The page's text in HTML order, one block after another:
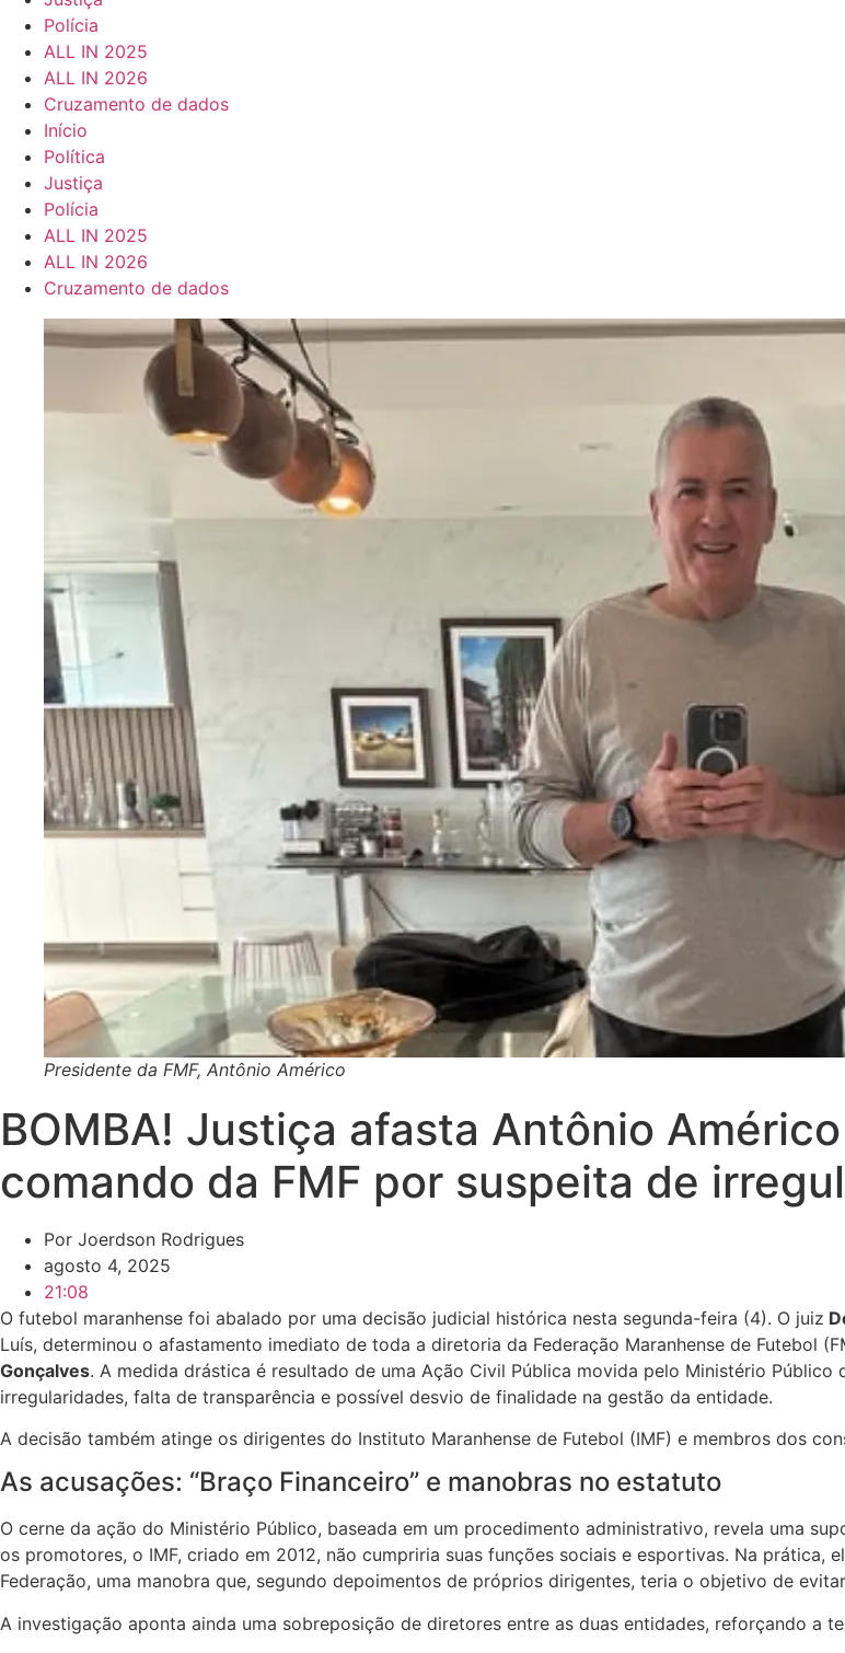
Polícia
ALL IN 2025
ALL IN 2026
Cruzamento de dados
Início
Política
Justiça
Polícia
ALL IN 2025
ALL IN 2026
Cruzamento de dados
Presidente da FMF, Antônio Américo
BOMBA! Justiça afasta Antônio
comando da FMF por suspeita de
Por Joerdson Rodrigues
agosto 4, 2025
21:08
O futebol maranhense foi abalado por uma decisão judicial histórica nesta segunda-feira (4). O juiz
Luís, determinou o afastamento imediato de toda a diretoria da Federação Maranhense de Futebol
Gonçalves. A medida drástica é resultado de uma Ação Civil Pública movida pelo Ministério
irregularidades, falta de transparência e possível desvio de finalidade na gestão da entidade.
A decisão também atinge os dirigentes do Instituto Maranhense de Futebol (IMF) e membros dos
As acusações: “Braço Financeiro” e manobras no estatuto
O cerne da ação do Ministério Público, baseada em um procedimento administrativo, revela uma
os promotores, o IMF, criado em 2012, não cumpriria suas funções sociais e esportivas. Na prática,
Federação, uma manobra que, segundo depoimentos de próprios dirigentes, teria o objetivo de
A investigação aponta ainda uma sobreposição de diretores entre as duas entidades, reforçando a